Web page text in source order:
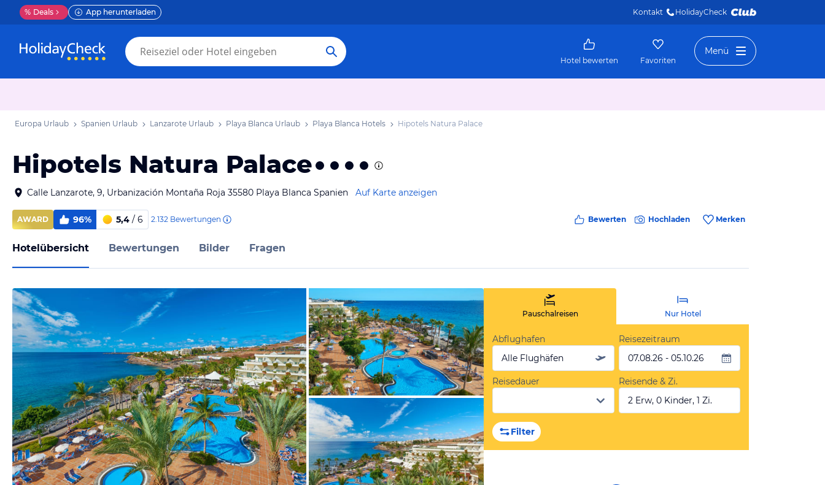
% Deals App herunterladen Kontakt HolidayCheck
Hotel bewerten Favoriten
Menü
Europa Urlaub Spanien Urlaub Lanzarote Urlaub Playa Blanca Urlaub Playa Blanca Hotels Hipotels Natura Palace
Hipotels Natura Palace
Calle Lanzarote, 9, Urbanización Montaña Roja 35580 Playa Blanca Spanien Auf Karte anzeigen
AWARD 96% 5,4 / 6 2.132 Bewertungen Bewerten Hochladen Merken
Hotelübersicht Bewertungen Bilder Fragen
vom Hotelier, Oktober 2015
Pauschalreisen Nur Hotel
Abflughafen
Alle Flughäfen
Reisezeitraum
07.08.26 - 05.10.26
Reisedauer
Reisende & Zi.
2 Erw, 0 Kinder, 1 Zi.
Filter